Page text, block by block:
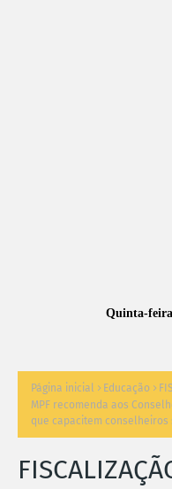
Quinta-
Página inicial Educação
MPF recomenda aos
que capacitem conselheiros